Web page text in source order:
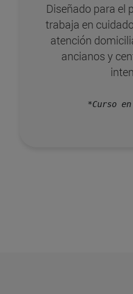
Diseñado para el
trabaja en
atención
ancianos y
*Curso